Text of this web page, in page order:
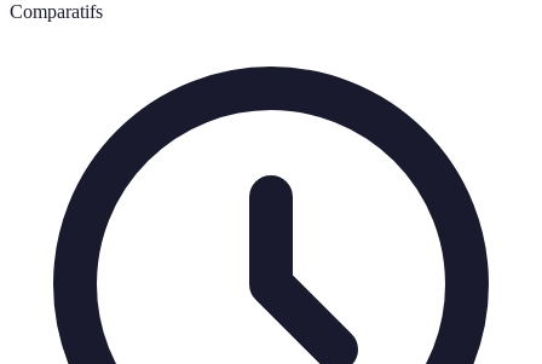
Comparatifs